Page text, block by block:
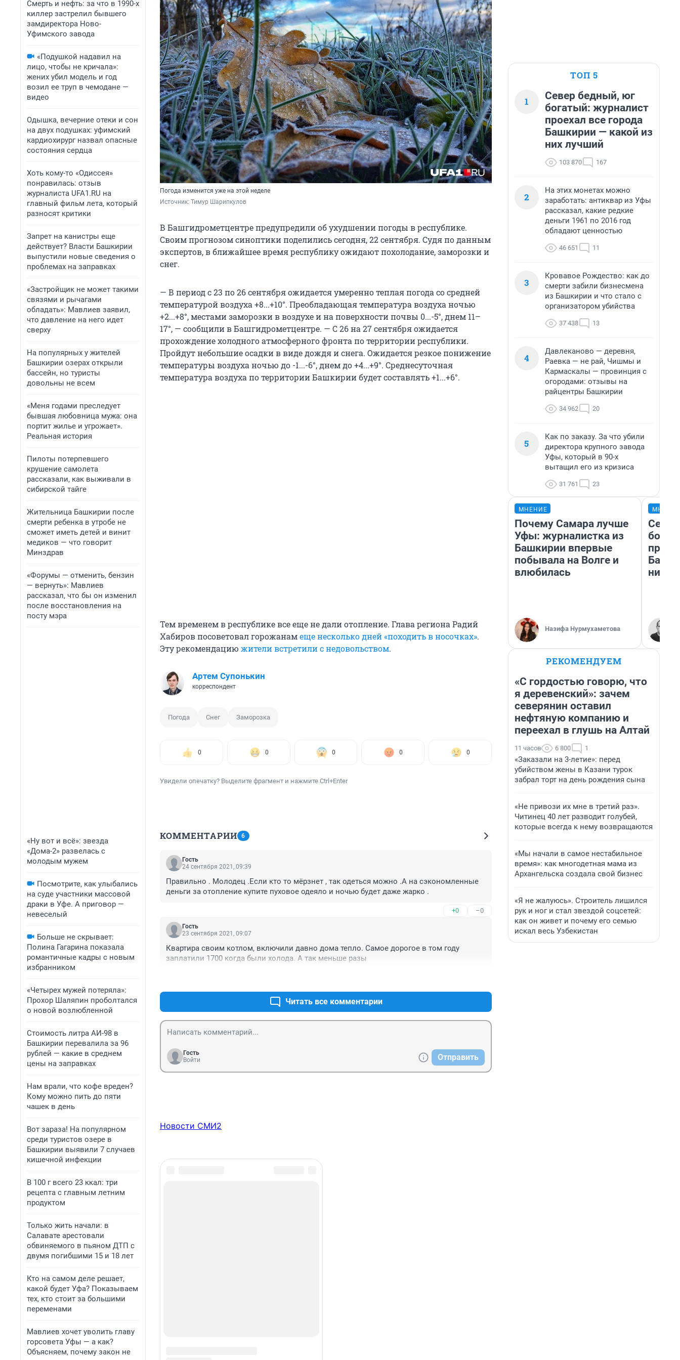
Смерть и нефть: за что в 1990-х
киллер застрелил бывшего
замдиректора Ново-
Уфимского завода
«Подушкой надавил на
лицо, чтобы не кричала»:
жених убил модель и год
возил ее труп в чемодане —
видео
Одышка, вечерние отеки и сон
на двух подушках: уфимский
кардиохирург назвал опасные
состояния сердца
Хоть кому-то «Одиссея»
понравилась: отзыв
журналиста UFA1.RU на
главный фильм лета, который
разносят критики
Запрет на канистры еще
действует? Власти Башкирии
выпустили новые сведения о
проблемах на заправках
«Застройщик не может такими
связями и рычагами
обладать»: Мавлиев заявил,
что давление на него идет
сверху
На популярных у жителей
Башкирии озерах открыли
бассейн, но туристы
довольны не всем
«Меня годами преследует
бывшая любовница мужа: она
портит жилье и угрожает».
Реальная история
Пилоты потерпевшего
крушение самолета
рассказали, как выживали в
сибирской тайге
Жительница Башкирии после
смерти ребенка в утробе не
сможет иметь детей и винит
медиков — что говорит
Минздрав
«Форумы — отменить, бензин
— вернуть»: Мавлиев
рассказал, что бы он изменил
после восстановления на
посту мэра
«Ну вот и всё»: звезда
«Дома-2» развелась с
молодым мужем
Посмотрите, как улыбались
на суде участники массовой
драки в Уфе. А приговор —
невеселый
Больше не скрывает:
Полина Гагарина показала
романтичные кадры с новым
избранником
«Четырех мужей потеряла»:
Прохор Шаляпин проболтался
о новой возлюбленной
Стоимость литра АИ-98 в
Башкирии перевалила за 96
рублей — какие в среднем
цены на заправках
Нам врали, что кофе вреден?
Кому можно пить до пяти
чашек в день
Вот зараза! На популярном
среди туристов озере в
Башкирии выявили 7 случаев
кишечной инфекции
В 100 г всего 23 ккал: три
рецепта с главным летним
продуктом
Только жить начали: в
Салавате арестовали
обвиняемого в пьяном ДТП с
двумя погибшими 15 и 18 лет
Кто на самом деле решает,
какой будет Уфа? Показываем
тех, кто стоит за большими
переменами
Мавлиев хочет уволить главу
горсовета Уфы — а как?
Объясняем, почему закон не
Погода изменится уже на этой неделе
Источник: Тимур Шарипкулов
В Башгидрометцентре предупредили об ухудшении погоды в республике.
Своим прогнозом синоптики поделились сегодня, 22 сентября. Судя по данным
экспертов, в ближайшее время республику ожидают похолодание, заморозки и
снег.
— В период с 23 по 26 сентября ожидается умеренно теплая погода со средней
температурой воздуха +8...+10°. Преобладающая температура воздуха ночью
+2...+8°, местами заморозки в воздухе и на поверхности почвы 0...-5°, днем 11–
17°, — сообщили в Башгидрометцентре. — С 26 на 27 сентября ожидается
прохождение холодного атмосферного фронта по территории республики.
Пройдут небольшие осадки в виде дождя и снега. Ожидается резкое понижение
температуры воздуха ночью до -1...-6°, днем до +4...+9°. Среднесуточная
температура воздуха по территории Башкирии будет составлять +1...+6°.
Тем временем в республике все еще не дали отопление. Глава региона Радий
Хабиров посоветовал горожанамеще несколько дней «походить в носочках».
Эту рекомендацию жители встретили с недовольством.
Артем Супонькин
корреспондент
Погода Снег Заморозка
0 0 0 0 0
Увидели опечатку? Выделите фрагмент и нажмите Ctrl+Enter
КОММЕНТАРИИ 6
Гость
24 сентября 2021, 09:39
Правильно . Молодец .Если кто то мёрзнет , так одеться можно .А на сэкономленные
деньги за отопление купите пуховое одеяло и ночью будет даже жарко .
+0 –0
Гость
23 сентября 2021, 09:07
Квартира своим котлом, включили давно дома тепло. Самое дорогое в том году
заплатили 1700 когда были холода. А так меньше разы
Читать все комментарии
Гость
Войти
Отправить
Новости СМИ2
ТОП 5
1
Север бедный, юг
богатый: журналист
проехал все города
Башкирии — какой из
них лучший
103 870 167
2
На этих монетах можно
заработать: антиквар из Уфы
рассказал, какие редкие
деньги 1961 по 2016 год
обладают ценностью
46 651 11
3
Кровавое Рождество: как до
смерти забили бизнесмена
из Башкирии и что стало с
организатором убийства
37 438 13
4
Давлеканово — деревня,
Раевка — не рай, Чишмы и
Кармаскалы — провинция с
огородами: отзывы на
райцентры Башкирии
34 962 20
5
Как по заказу. За что убили
директора крупного завода
Уфы, который в 90-х
вытащил его из кризиса
31 761 23
МНЕНИЕ
Почему Самара лучше
Уфы: журналистка из
Башкирии впервые
побывала на Волге и
влюбилась
Назифа Нурмухаметова
них
РЕКОМЕНДУЕМ
«С гордостью говорю, что
я деревенский»: зачем
северянин оставил
нефтяную компанию и
переехал в глушь на Алтай
11 часов 6 800 1
«Заказали на 3-летие»: перед
убийством жены в Казани турок
забрал торт на день рождения сына
«Не привози их мне в третий раз».
Читинец 40 лет разводит голубей,
которые всегда к нему возвращаются
«Мы начали в самое нестабильное
время»: как многодетная мама из
Архангельска создала свой бизнес
«Я не жалуюсь». Строитель лишился
рук и ног и стал звездой соцсетей:
как он живет и почему его семью
искал весь Узбекистан